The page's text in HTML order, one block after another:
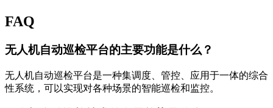
FAQ
无人机自动巡检平台的主要功能是什么？
无人机自动巡检平台是一种集调度、管控、应用于一体的综合
性系统，可以实现对各种场景的智能巡检和监控。